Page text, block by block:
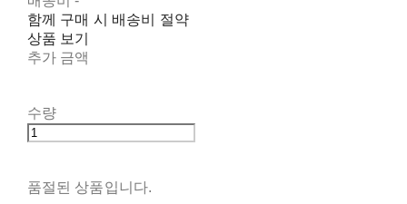
함께 구매 시 배송비 절약
상품 보기
추가 금액
수량
품절된 상품입니다.